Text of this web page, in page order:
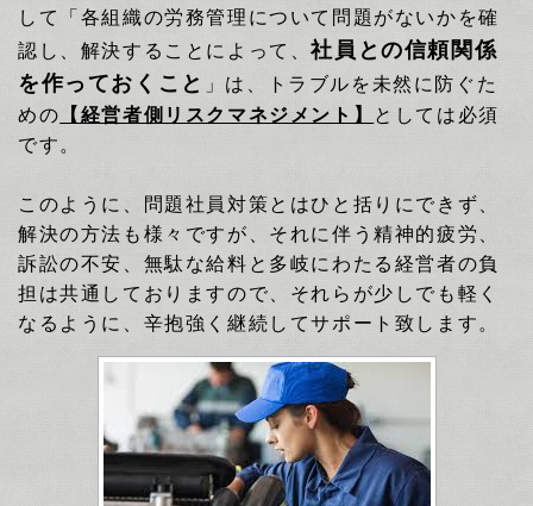
して
「各組織の労務管理について問題がないかを確
認し、解決することによって、社員との信頼関係
を作っておくこと 」 は、トラブルを未然に防ぐた
めの 【経営者側リスクマネジメント】 としては必須
です。
このように、問題社員対策とはひと括りにできず、
解決の方法も様々ですが、それに伴う精神的疲労、
訴訟の不安、無駄な給料と多岐にわたる経営者の負
担は共通しておりますので、それらが少しでも軽く
なるように、辛抱強く継続してサポート致します。